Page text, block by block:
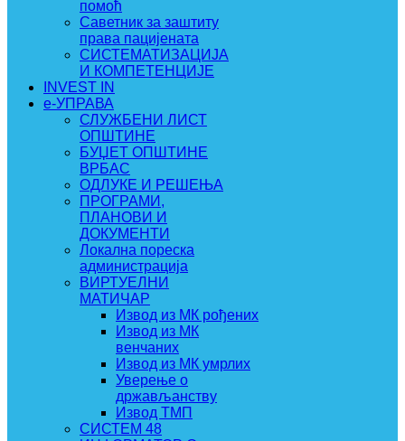
помоћ
Саветник за заштиту
права пацијената
СИСТЕМАТИЗАЦИЈА
И КОМПЕТЕНЦИЈЕ
INVEST IN
e-УПРАВА
СЛУЖБЕНИ ЛИСТ
ОПШТИНЕ
БУЏЕТ ОПШТИНЕ
ВРБАС
ОДЛУКЕ И РЕШЕЊА
ПРОГРАМИ,
ПЛАНОВИ И
ДОКУМЕНТИ
Локална пореска
администрација
ВИРТУЕЛНИ
МАТИЧАР
Извод из МК рођених
Извод из МК
венчаних
Извод из МК умрлих
Уверење о
држављанству
Извод ТМП
СИСТЕМ 48